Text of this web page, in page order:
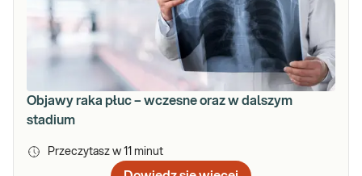
Objawy raka płuc – wczesne oraz w dalszym
stadium
Przeczytasz w 11 minut